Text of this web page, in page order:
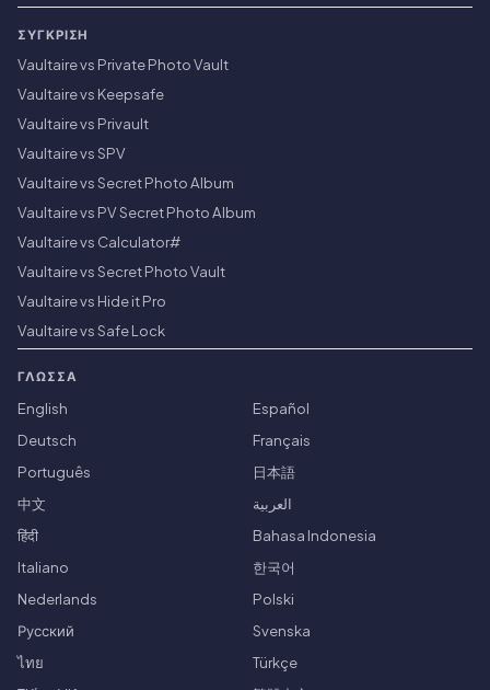
ΣΎΓΚΡΙΣΗ
Vaultaire vs Private Photo Vault
Vaultaire vs Keepsafe
Vaultaire vs Privault
Vaultaire vs SPV
Vaultaire vs Secret Photo Album
Vaultaire vs PV Secret Photo Album
Vaultaire vs Calculator#
Vaultaire vs Secret Photo Vault
Vaultaire vs Hide it Pro
Vaultaire vs Safe Lock
ΓΛΏΣΣΑ
English
Español
Deutsch
Français
Português
日本語
中文
العربية
हिंदी
Bahasa Indonesia
Italiano
한국어
Nederlands
Polski
Русский
Svenska
ไทย
Türkçe